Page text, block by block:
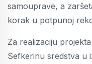
samouprave, a
korak u potpunoj
Za realizaciju
Sefkerinu sredstva u